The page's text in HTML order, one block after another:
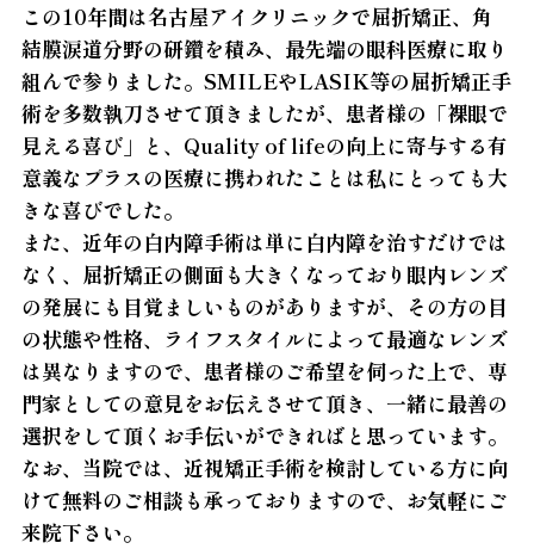
この10年間は名古屋アイクリニックで屈折矯正、角
結膜涙道分野の研鑽を積み、最先端の眼科医療に取り
組んで参りました。SMILEやLASIK等の屈折矯正手
術を多数執刀させて頂きましたが、患者様の「裸眼で
見える喜び」と、Quality of lifeの向上に寄与する有
意義なプラスの医療に携われたことは私にとっても大
きな喜びでした。
また、近年の白内障手術は単に白内障を治すだけでは
なく、屈折矯正の側面も大きくなっており眼内レンズ
の発展にも目覚ましいものがありますが、その方の目
の状態や性格、ライフスタイルによって最適なレンズ
は異なりますので、患者様のご希望を伺った上で、専
門家としての意見をお伝えさせて頂き、一緒に最善の
選択をして頂くお手伝いができればと思っています。
なお、当院では、近視矯正手術を検討している方に向
けて無料のご相談も承っておりますので、お気軽にご
来院下さい。